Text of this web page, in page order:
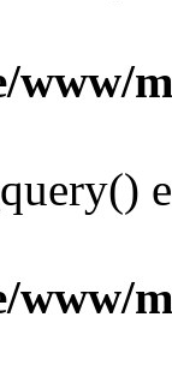
www/
www/